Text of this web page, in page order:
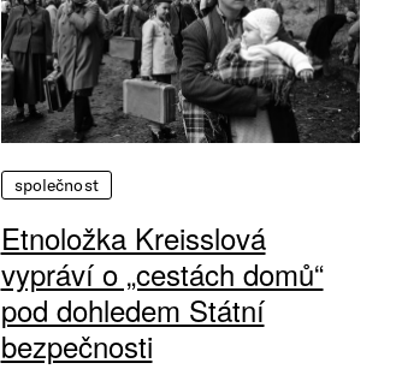
společnost
Etnoložka Kreisslová
vypráví o „cestách domů“
pod dohledem Státní
bezpečnosti